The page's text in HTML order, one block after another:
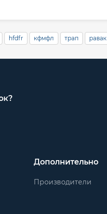
hfdfr кфмфл трап равак
Дополнительно
Производители